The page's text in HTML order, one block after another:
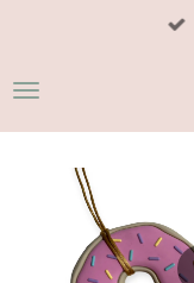
naar
hoofdinhoud